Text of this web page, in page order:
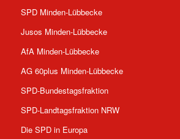
SPD Minden-Lübbecke
Jusos Minden-Lübbecke
AfA Minden-Lübbecke
AG 60plus Minden-Lübbecke
SPD-Bundestagsfraktion
SPD-Landtagsfraktion NRW
Die SPD in Europa